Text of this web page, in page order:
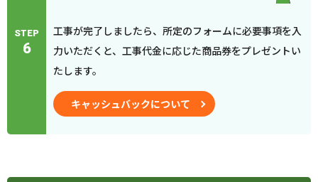
STEP
6
工事が完了しましたら、所定のフォームに必要事項を入
力いただくと、工事代金に応じた商品券をプレゼントい
たします。
キャッシュバックについて